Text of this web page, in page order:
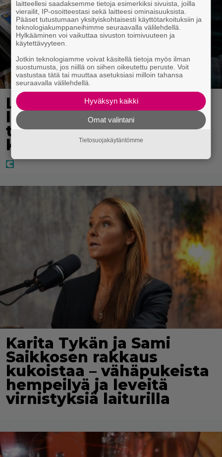
Lapset ostivat isälle
lahjaksi arvan – päävoitto
tuli, mutta miten sitten
kävikään
Karita Tykän ja Sami
Saikkosen rakkaus
kukoistaa – vähäpukeista
hempeilyä ja leveitä
virnistyksiä laiturilla
laitteellesi saadaksemme tietoja esimerkiksi sivuista, joilla
vierailit, IP-osoitteestasi sekä laitteesi ominaisuuksista.
Pääset tutustumaan yksityiskohtaisesti käyttötarkoituksiin ja
teknologiakumppaneihimme seuraavalla välilehdellä.
Hylkääminen voi vaikuttaa sivuston toimivuuteen ja
käytettävyyteen.
Jotkin teknologiamme voivat käsitellä tietoja myös ilman
suostumusta, jos niillä on siihen oikeutettu peruste. Voit
vastustaa tätä tai muuttaa asetuksiasi milloin tahansa
seuraavalla välilehdellä.
Hyväksyn kaikki
Omat valintani
Tietosuojakäytäntömme